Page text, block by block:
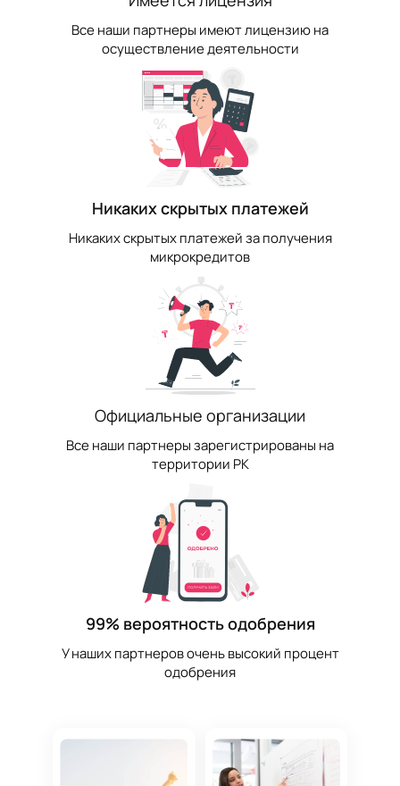
Все наши партнеры имеют лицензию на
осуществление деятельности
Никаких скрытых платежей
Никаких скрытых платежей за получения
микрокредитов
Официальные организации
Все наши партнеры зарегистрированы на
территории РК
99% вероятность одобрения
У наших партнеров очень высокий процент
одобрения